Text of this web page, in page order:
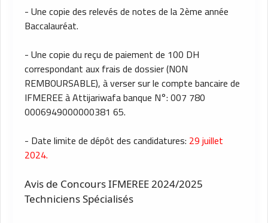
- Une copie des relevés de notes de la 2ème année
Baccalauréat.
- Une copie du reçu de paiement de 100 DH
correspondant aux frais de dossier (NON
REMBOURSABLE), à verser sur le compte bancaire de
IFMEREE à Attijariwafa banque N°: 007 780
0006949000000381 65.
- Date limite de dépôt des candidatures: 29 juillet
2024.
Avis de Concours IFMEREE 2024/2025
Techniciens Spécialisés